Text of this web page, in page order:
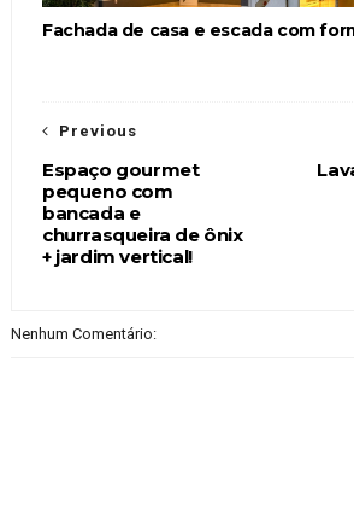
Fachada de casa e escada com
Previous
Espaço gourmet
pequeno com
bancada e
churrasqueira de ônix
+ jardim vertical!
Nenhum Comentário: